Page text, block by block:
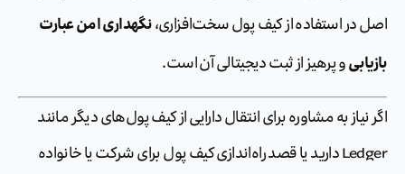
اصل در استفاده از کیف پول سخت‌افزاری، نگهداری امن عبارت
بازیابی و پرهیز از ثبت دیجیتالی آن است.
اگر نیاز به مشاوره برای انتقال دارایی از کیف پول‌های دیگر مانند
Ledger دارید یا قصد راه‌اندازی کیف پول برای شرکت یا خانواده